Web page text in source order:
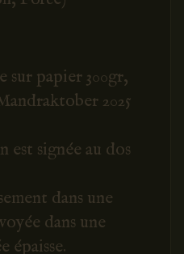
sur papier 300gr,
2025
est signée au dos
dans une
dans une
épaisse.